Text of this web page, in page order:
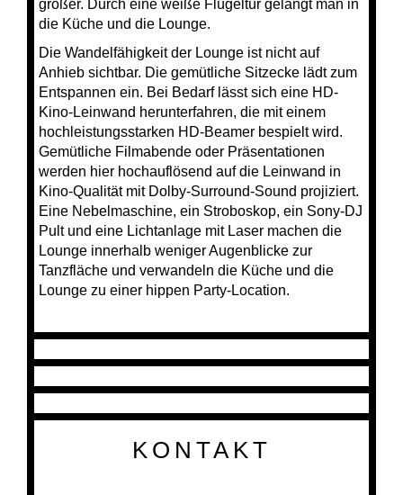
t
größer. Durch eine weiße Flügeltür gelangt man in
die Küche und die Lounge.
Die Wandelfähigkeit der Lounge ist nicht auf
Anhieb sichtbar. Die gemütliche Sitzecke lädt zum
Entspannen ein. Bei Bedarf lässt sich eine HD-
Kino-Leinwand herunterfahren, die mit einem
hochleistungsstarken HD-Beamer bespielt wird.
Gemütliche Filmabende oder Präsentationen
werden hier hochauflösend auf die Leinwand in
Kino-Qualität mit Dolby-Surround-Sound projiziert.
Eine Nebelmaschine, ein Stroboskop, ein Sony-DJ
Pult und eine Lichtanlage mit Laser machen die
Lounge innerhalb weniger Augenblicke zur
Tanzfläche und verwandeln die Küche und die
Lounge zu einer hippen Party-Location.
KONTAKT